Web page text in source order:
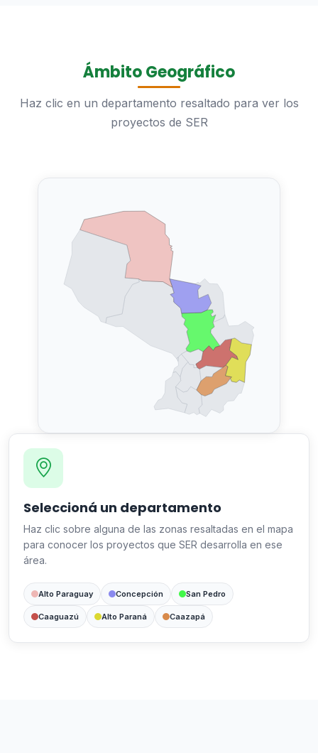
Ámbito Geográfico
Haz clic en un departamento resaltado para ver los
proyectos de SER
Seleccioná un departamento
Haz clic sobre alguna de las zonas resaltadas en el mapa
para conocer los proyectos que SER desarrolla en ese
área.
Alto Paraguay Concepción San Pedro
Caaguazú Alto Paraná Caazapá